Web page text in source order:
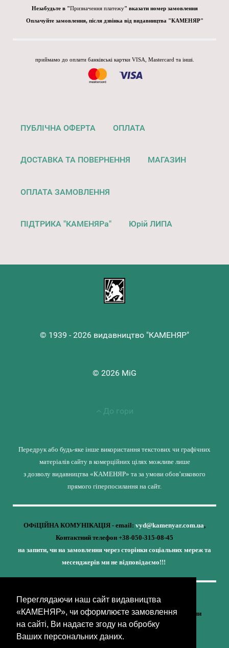
Переглядаючи наш сайт видавництва
«КАМЕНЯР», чи оформлюєте замовлення
на сайті, Ви надаєте згоду на обробку
Ваших персональних даних.
Незабудьте в "Призначення платежу" вказати номер замовлення
Оплачуйте замовлення, після дзвінка від видавництва "КАМЕНЯР"
приймамо до оплати банківські картки VISA, Mastercard та інші.
ПУБЛІЧНА ОФЕРТА ОПЛАТА
ДОСТАВКА ТА ПОВЕРНЕННЯ МАГАЗИН
ОПЛАТА ЗАМОВЛЕННЯ
ПІДТРИКА "КАМЕНЯРа" Юрій ЛИПА
© 1939 - 2026 видавництво "КАМЕНЯР"
© 2026 MiG
До гори
Передрук або будь-яке інше використання текстових чи графічних
матеріалів сайту в комерційних цілях можливе лише
з дозволу видавництва «КАМЕНЯР» та за умови обов’язкового
прямого гіперпосилання на сайт.
ОФіЦІЙНА КОМУНІКАЦІЯ - email: vyd@kamenyar.com.ua,
Контактний телефон +38-050-315-08-45
на запити, чи на замовлення через сторінки соціальних мереж та
месенджерів ми не відповідаємо!!!
Кожне наше видання - це внесок у спротив,
у збереження ідентичності та неминучу перемогу України
(видавництво «КАМЕНЯР»)